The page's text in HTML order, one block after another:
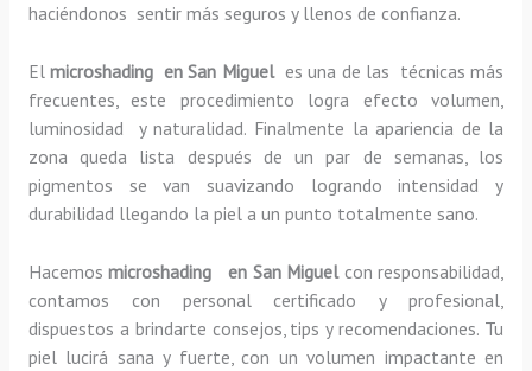
haciéndonos sentir más seguros y llenos de confianza.
Elmicroshading en San Miguel es una de las técnicas más
frecuentes, este procedimiento logra efecto volumen,
luminosidad y naturalidad. Finalmente la apariencia de la
zona queda lista después de un par de semanas, los
pigmentos se van suavizando logrando intensidad y
durabilidad llegando la piel a un punto totalmente sano.
Hacemosmicroshading en San Miguelcon responsabilidad,
contamos con personal certificado y profesional,
dispuestos a brindarte consejos, tips y recomendaciones. Tu
piel lucirá sana y fuerte, con un volumen impactante en